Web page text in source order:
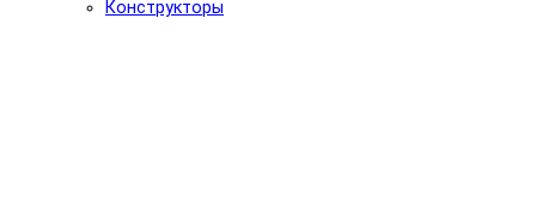
Конструкторы